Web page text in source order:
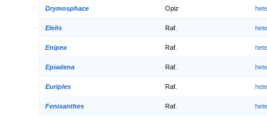
Drymosphace Opiz
Elelis Raf.
Enipea Raf.
Epiadena Raf.
Euriples Raf.
Fenixanthes Raf.